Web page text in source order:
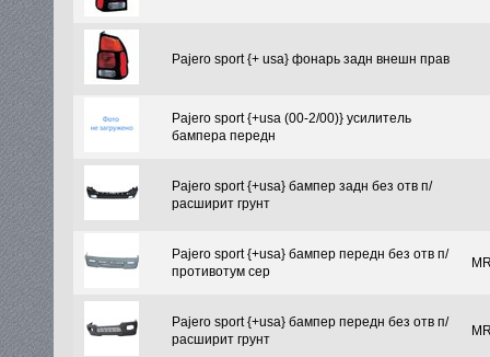
Pajero sport {+ usa} фонарь задн внешн прав
Pajero sport {+usa (00-2/00)} усилитель
бампера передн
Pajero sport {+usa} бампер задн без отв п/
расширит грунт
Pajero sport {+usa} бампер передн без отв п/
противотум сер
Pajero sport {+usa} бампер передн без отв п/
расширит грунт